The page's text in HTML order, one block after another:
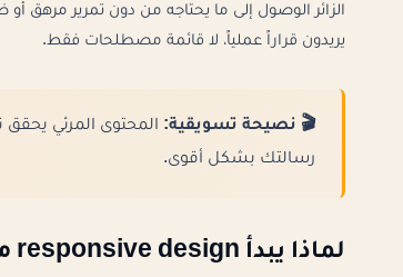
الزائر الوصول إلى ما يحتاجه من دون تمرير
يريدون قراراً عملياً، لا قائمة مصطلحات فقط.
🎬 نصيحة تسويقية: المحتوى المرئي يحقق تفاعلاً أعلى
رسالتك بشكل أقوى.
لماذا يبدأ responsive design من احتياجات الهاتف؟